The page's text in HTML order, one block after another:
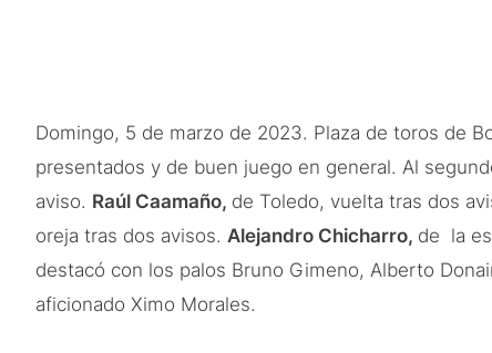
Domingo, 5 de marzo de 2023. Plaza de toros de
presentados y de buen juego en general. Al
aviso. Raúl Caamaño, de Toledo, vuelta tras dos
oreja tras dos avisos. Alejandro Chicharro, de la
destacó con los palos Bruno Gimeno, Alberto
aficionado Ximo Morales.